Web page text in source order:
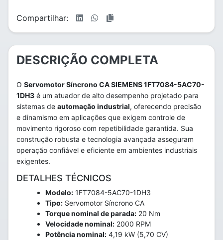
Compartilhar:
DESCRIÇÃO COMPLETA
O Servomotor Síncrono CA SIEMENS 1FT7084-5AC70-
1DH3 é um atuador de alto desempenho projetado para
sistemas de automação industrial, oferecendo precisão
e dinamismo em aplicações que exigem controle de
movimento rigoroso com repetibilidade garantida. Sua
construção robusta e tecnologia avançada asseguram
operação confiável e eficiente em ambientes industriais
exigentes.
DETALHES TÉCNICOS
Modelo: 1FT7084-5AC70-1DH3
Tipo: Servomotor Síncrono CA
Torque nominal de parada: 20 Nm
Velocidade nominal: 2000 RPM
Potência nominal: 4,19 kW (5,70 CV)